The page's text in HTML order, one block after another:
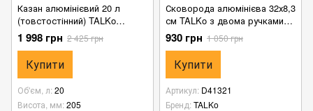
Казан алюмінієвий 20 л
(товстостінний) TALKo
туристичний з кришкою та
дужкою
1 998 грн 2 425 грн
Купити
Об'єм, л 20
Висота, мм 205
Сковорода алюмінієва 32х8,3
см TALKo з двома ручками
та кришкою
930 грн 1 050 грн
Купити
Артикул D41321
Бренд TALKo